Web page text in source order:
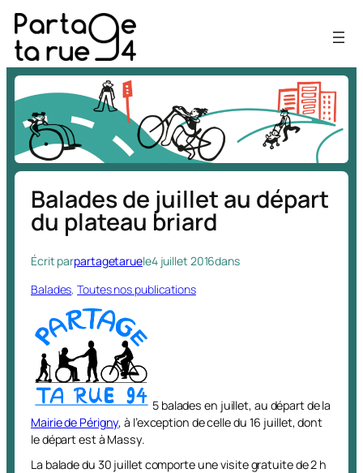
Aller
au
contenu
Balades de juillet au départ
du plateau briard
Écrit parpartagetaruele4 juillet 2016dans
Balades, Toutes nos publications
5 balades en juillet, au départ de la
Mairie de Périgny, à l’exception de celle du 16 juillet, dont
le départ est à Massy.
La balade du 30 juillet comporte une visite gratuite de 2 h